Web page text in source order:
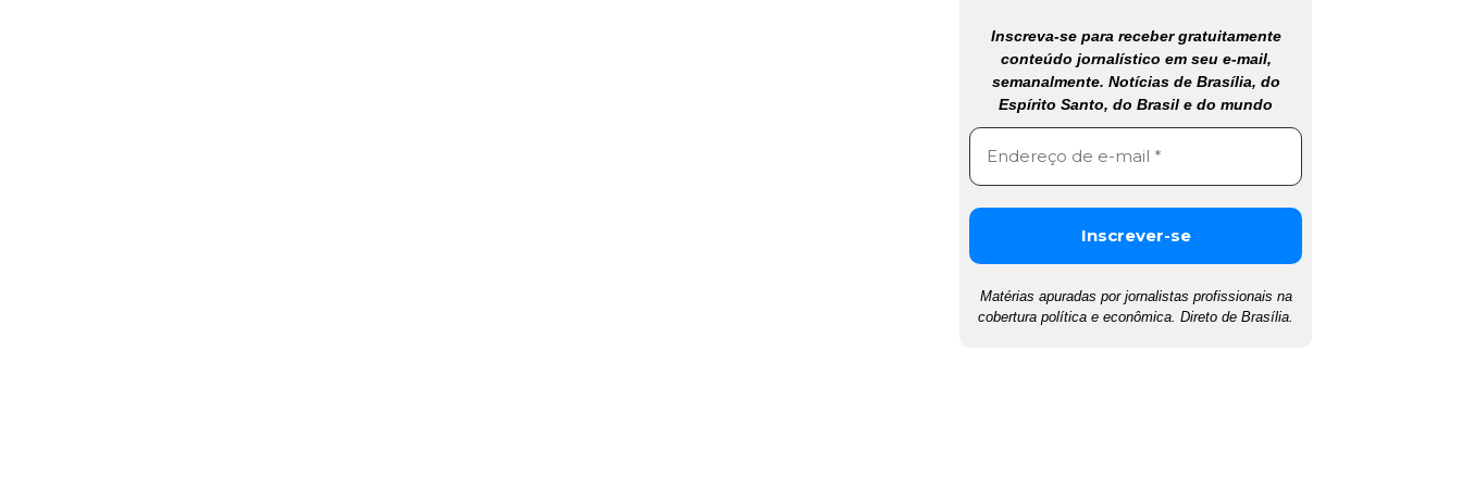
Inscreva-se para receber gratuitamente
conteúdo jornalístico em seu e-mail,
semanalmente. Notícias de Brasília, do
Espírito Santo, do Brasil e do mundo
Matérias apuradas por jornalistas profissionais na
cobertura política e econômica. Direto de Brasília.